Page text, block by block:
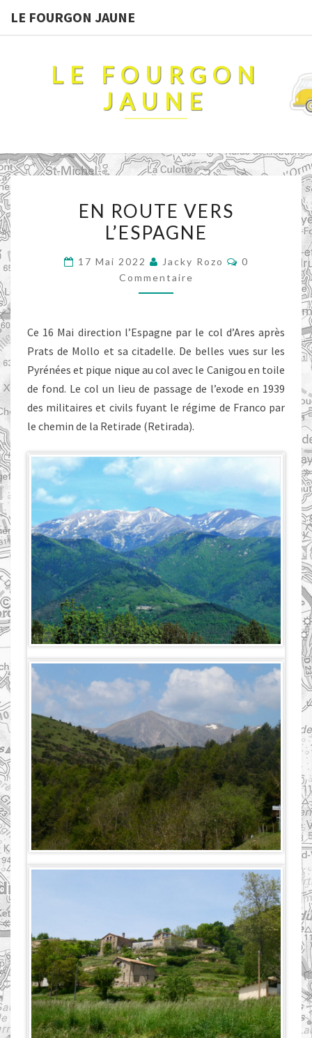
LE FOURGON JAUNE
LE FOURGON
JAUNE
ROUTE
VERS
EN ROUTE VERS
L’ESPAGNE
17 Mai 2022 Jacky Rozo
0
Commentaire
Ce 16 Mai direction l’Espagne par le col d’Ares après
Prats de Mollo et sa citadelle. De belles vues sur les
Pyrénées et pique nique au col avec le Canigou en toile
de fond. Le col un lieu de passage de l’exode en 1939
des militaires et civils fuyant le régime de Franco par
le chemin de la Retirade (Retirada).